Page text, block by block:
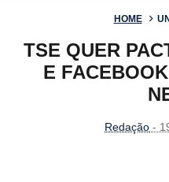
HOME
TSE QUER
E
Redação -